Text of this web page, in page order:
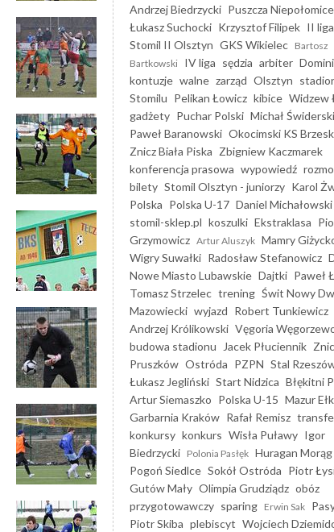
Andrzej Biedrzycki Puszcza Niepołomice
Łukasz Suchocki Krzysztof Filipek II liga
Stomil II Olsztyn GKS Wikielec Bartosz
Bartkowski IV liga sędzia arbiter
kontuzje walne zarząd Olsztyn
Stomilu Pelikan Łowicz kibice Widzew
gadżety Puchar Polski Michał Świderski
Paweł Baranowski Okocimski KS
Znicz Biała Piska Zbigniew Kaczmarek
konferencja prasowa wypowiedź
bilety Stomil Olsztyn - juniorzy Karol
Polska Polska U-17 Daniel Michałowski
stomil-sklep.pl koszulki Ekstraklasa
Grzymowicz Artur Aluszyk Mamry
Wigry Suwałki Radosław Stefanowicz
Nowe Miasto Lubawskie Dajtki Paweł
Tomasz Strzelec trening Świt Nowy
Mazowiecki wyjazd Robert Tunkiewicz
Andrzej Królikowski Vęgoria
budowa stadionu
Jacek Płuciennik
Pruszków Ostróda PZPN Stal
Łukasz Jegliński Start Nidzica Błękitni
Artur Siemaszko Polska U-15 Mazur Ełk
Garbarnia Kraków Rafał Remisz
konkursy konkurs Wisła Puławy Igor
Biedrzycki Polonia Pasłęk Huragan Morąg
Pogoń Siedlce Sokół Ostróda Piotr
Gutów Mały Olimpia Grudziądz obóz
przygotowawczy sparing Erwin Sak
Piotr Skiba plebiscyt Wojciech